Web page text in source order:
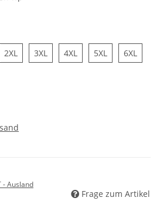
2XL 3XL 4XL 5XL 6XL
- Ausland
Frage zum Artikel